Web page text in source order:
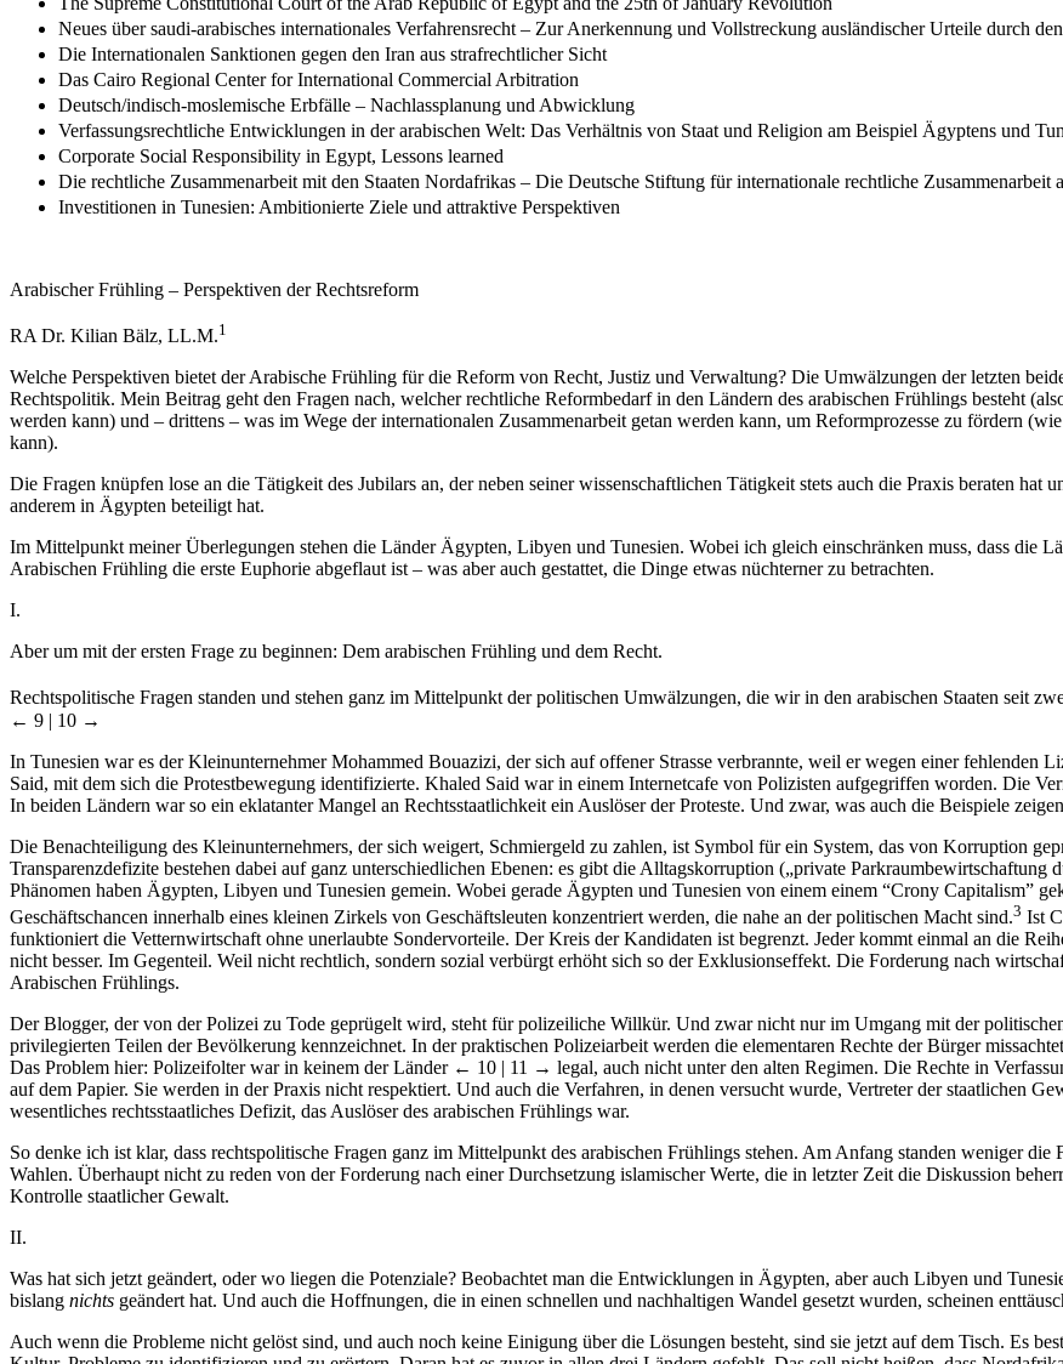
Neues über saudi-arabisches internationales Verfahrensrecht – Zur Anerkennung und Vollstreckung ausländischer Urteile durch
Die Internationalen Sanktionen gegen den Iran aus strafrechtlicher Sicht
Das Cairo Regional Center for International Commercial Arbitration
Deutsch/indisch-moslemische Erbfälle – Nachlassplanung und Abwicklung
Verfassungsrechtliche Entwicklungen in der arabischen Welt: Das Verhältnis von Staat und Religion am Beispiel Ägyptens und
Corporate Social Responsibility in Egypt, Lessons learned
Die rechtliche Zusammenarbeit mit den Staaten Nordafrikas – Die Deutsche Stiftung für internationale rechtliche Zusammenarbeit
Investitionen in Tunesien: Ambitionierte Ziele und attraktive Perspektiven
Arabischer Frühling – Perspektiven der Rechtsreform
RA Dr. Kilian Bälz, LL.M.1
Welche Perspektiven bietet der Arabische Frühling für die Reform von Recht, Justiz und Verwaltung? Die Umwälzungen der letzten
Rechtspolitik. Mein Beitrag geht den Fragen nach, welcher rechtliche Reformbedarf in den Ländern des arabischen Frühlings besteht
werden kann) und – drittens – was im Wege der internationalen Zusammenarbeit getan werden kann, um Reformprozesse zu fördern
kann).
Die Fragen knüpfen lose an die Tätigkeit des Jubilars an, der neben seiner wissenschaftlichen Tätigkeit stets auch die Praxis beraten
anderem in Ägypten beteiligt hat.
Im Mittelpunkt meiner Überlegungen stehen die Länder Ägypten, Libyen und Tunesien. Wobei ich gleich einschränken muss, dass die
Arabischen Frühling die erste Euphorie abgeflaut ist – was aber auch gestattet, die Dinge etwas nüchterner zu betrachten.
I.
Aber um mit der ersten Frage zu beginnen: Dem arabischen Frühling und dem Recht.
Rechtspolitische Fragen standen und stehen ganz im Mittelpunkt der politischen Umwälzungen, die wir in den arabischen Staaten seit
← 9 | 10 →
In Tunesien war es der Kleinunternehmer Mohammed Bouazizi, der sich auf offener Strasse verbrannte, weil er wegen einer fehlenden
Said, mit dem sich die Protestbewegung identifizierte. Khaled Said war in einem Internetcafe von Polizisten aufgegriffen worden. Die
In beiden Ländern war so ein eklatanter Mangel an Rechtsstaatlichkeit ein Auslöser der Proteste. Und zwar, was auch die Beispiele
Die Benachteiligung des Kleinunternehmers, der sich weigert, Schmiergeld zu zahlen, ist Symbol für ein System, das von Korruption
Transparenzdefizite bestehen dabei auf ganz unterschiedlichen Ebenen: es gibt die Alltagskorruption („private
Phänomen haben Ägypten, Libyen und Tunesien gemein. Wobei gerade Ägypten und Tunesien von einem einem “Crony Capitalism”
Geschäftschancen innerhalb eines kleinen Zirkels von Geschäftsleuten konzentriert werden, die nahe an der politischen Macht sind.3 Ist
funktioniert die Vetternwirtschaft ohne unerlaubte Sondervorteile. Der Kreis der Kandidaten ist begrenzt. Jeder kommt einmal an die
nicht besser. Im Gegenteil. Weil nicht rechtlich, sondern sozial verbürgt erhöht sich so der Exklusionseffekt. Die Forderung nach
Arabischen Frühlings.
Der Blogger, der von der Polizei zu Tode geprügelt wird, steht für polizeiliche Willkür. Und zwar nicht nur im Umgang mit der
privilegierten Teilen der Bevölkerung kennzeichnet. In der praktischen Polizeiarbeit werden die elementaren Rechte der Bürger
Das Problem hier: Polizeifolter war in keinem der Länder ← 10 | 11 → legal, auch nicht unter den alten Regimen. Die Rechte in
auf dem Papier. Sie werden in der Praxis nicht respektiert. Und auch die Verfahren, in denen versucht wurde, Vertreter der staatlichen
wesentliches rechtsstaatliches Defizit, das Auslöser des arabischen Frühlings war.
So denke ich ist klar, dass rechtspolitische Fragen ganz im Mittelpunkt des arabischen Frühlings stehen. Am Anfang standen weniger
Wahlen. Überhaupt nicht zu reden von der Forderung nach einer Durchsetzung islamischer Werte, die in letzter Zeit die Diskussion
Kontrolle staatlicher Gewalt.
II.
Was hat sich jetzt geändert, oder wo liegen die Potenziale? Beobachtet man die Entwicklungen in Ägypten, aber auch Libyen und
bislang nichts geändert hat. Und auch die Hoffnungen, die in einen schnellen und nachhaltigen Wandel gesetzt wurden, scheinen
Auch wenn die Probleme nicht gelöst sind, und auch noch keine Einigung über die Lösungen besteht, sind sie jetzt auf dem Tisch. Es